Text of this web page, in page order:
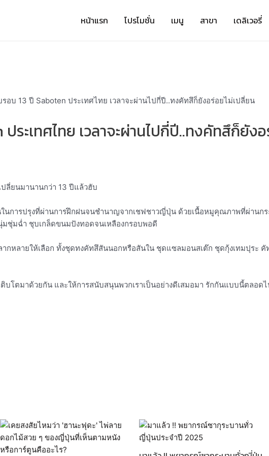
หน้าแรก โปรโมชั่น เมนู สาขา เดลิเวอรี่
ระเทศไทย เวลาจะผ่านไปกี่ปี..ทงคัทสึก็ยัง
ลี่ยนมานานกว่า 13 ปีแล้วฮับ
นการปรุงที่ผ่านการฝึกฝนจนชำนาญจากเชฟชาวญี่ปุ่น ด้วยเนื้อหมูคุณภาพที่ผ่านกร
ชุ่มฉ่ำ ชุบเกล็ดขนมปังทอดจนเหลืองกรอบพอดี
กหลายให้เลือก ทั้งชุดทงคัทสึสันนอกหรือสันใน ชุดแซลมอนสเต๊ก ชุดกุ้งเทมปุระ
โตมาด้วยกัน และให้การสนับสนุนพวกเราเป็นอย่างดีเสมอมา รักกันแบบนี้ตลอด